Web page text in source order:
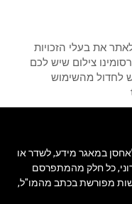
את בעלי הזכויות
צילום שיש לכם
לחדול מהשימוש
במאגר מידע, לשדר או
כל חלק מהמתפרסם
מפורשת בכתב מהמו"ל,